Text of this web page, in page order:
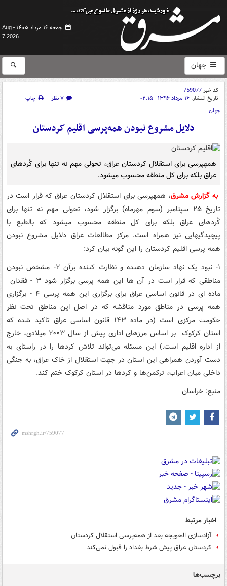
جمعه ۱۶ مرداد ۱۴۰۵ -
Aug
7 2026
جهان
کد خبر759077
تاریخ انتشار: ۱۶ مرداد ۱۳۹۶ - ۰۲:۱۵ ۷ نظر
چاپ
جهان
دلایل مشروع نبودن همه‌پرسی اقلیم کردستان
همه‎پرسی برای استقلال کردستان عراق، تحولی مهم نه تنها برای کُردهای
عراق بلکه برای کل منطقه محسوب می‎‏شود.
به گزارش مشرق
، همه‎پرسی برای استقلال کردستان عراق که قرار است در
تاریخ ۲۵ سپتامبر (سوم مهرماه) برگزار شود، تحولی مهم نه تنها برای
کُردهای عراق بلکه برای کل منطقه محسوب می‎‏شود که بالطبع با
پیچیدگی‎هایی نیز همراه است. مرکز مطالعات عراق دلایل مشروع نبودن
همه پرسی اقلیم کردستان را این گونه بیان کرد:
۱- نبود یک نهاد سازمان دهنده و نظارت کننده برآن ۲- مشخص نبودن
مناطقی که قرار است در آن ها این همه پرسی برگزار شود ۳ - فقدان
ماده ای در قانون اساسی عراق برای برگزاری این همه پرسی ۴ - برگزاری
همه پرسی در مناطق مورد مناقشه که در اصل این مناطق تحت نظر
حکومت مرکزی است (در ماده ۱۴۳ قانون اساسی عراق تاکید شده که
استان کرکوک بر اساس مرزهای اداری پیش از سال ۲۰۰۳ میلادی، خارج
از اداره اقلیم است.) این مسئله می‌تواند تلاش کردها را در راستای به
دست آوردن همراهی این استان در جهت استقلال از خاک عراق، به جنگی
داخلی میان اعراب، ترکمن‌ها و کردها در استان کرکوک ختم کند.
منبع: خراسان
اخبار مرتبط
آزادسازی الحویجه بعد از همه‌پرسی استقلال کردستان
کردستان عراق پیش شرط بغداد را قبول نمی‌کند
برچسب‌ها